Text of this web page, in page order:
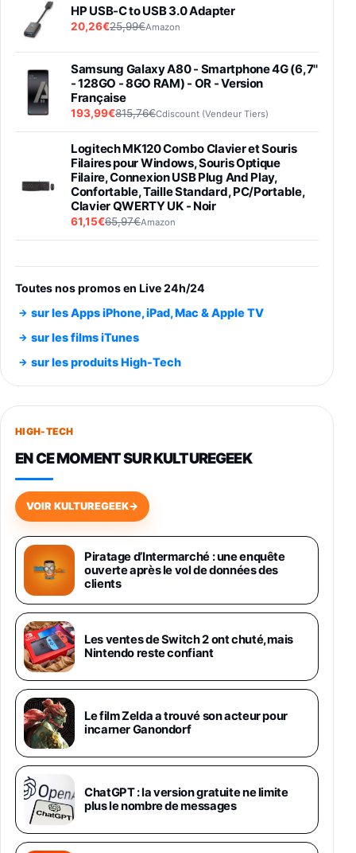
HP USB-C to USB 3.0 Adapter
20,26€25,99€Amazon
Samsung Galaxy A80 - Smartphone 4G (6,7''
- 128GO - 8GO RAM) - OR - Version
Française
193,99€815,76€Cdiscount (Vendeur Tiers)
Logitech MK120 Combo Clavier et Souris
Filaires pour Windows, Souris Optique
Filaire, Connexion USB Plug And Play,
Confortable, Taille Standard, PC/Portable,
Clavier QWERTY UK - Noir
61,15€65,97€Amazon
entraénement direct 3 vitesses (33-45-78
trs/min) avec pre-ampli intégré et port USB
Smartphone SAMSUNG Galaxy S26 Ultra
891,99€1199€Fnac (Vendeur Tiers)
Smartphone SAMSUNG Galaxy S26+ Violet
749,99€
648,63€834,71€
Samsung Galaxy Miracle Ultra, Smartphone
Android 5G avec Galaxy AI, 512 Go,
Chargeur Secteur Rapide 25W Inclus,
Smartphone déverrouillé, Noir, Version FR
1019€
Galaxy S26 Ultra 512 Go Bleu
1019€1399€ Fnac (Vendeur Tiers)
Galaxy S26 Ultra 256 Go Violet
892€1199€Fnac (Vendeur Tiers)
Philips SHK2000BL - Casque Enfant - Bleu &
Répartiteur Audio 5 Casques, Blanc
24,94€29,96€Fnac (Vendeur Tiers)
Bande Gigabit (Serveur et Client VPN, Triple
Toutes nos promos en Live 24h/24
sur les Apps iPhone, iPad, Mac & Apple TV
sur les films iTunes
sur les produits High-Tech
HIGH-TECH
EN CE MOMENT SUR KULTUREGEEK
VOIR KULTUREGEEK→
Piratage d’Intermarché : une enquête
ouverte après le vol de données des
clients
Les ventes de Switch 2 ont chuté, mais
Nintendo reste confiant
Le film Zelda a trouvé son acteur pour
incarner Ganondorf
ChatGPT : la version gratuite ne limite
plus le nombre de messages